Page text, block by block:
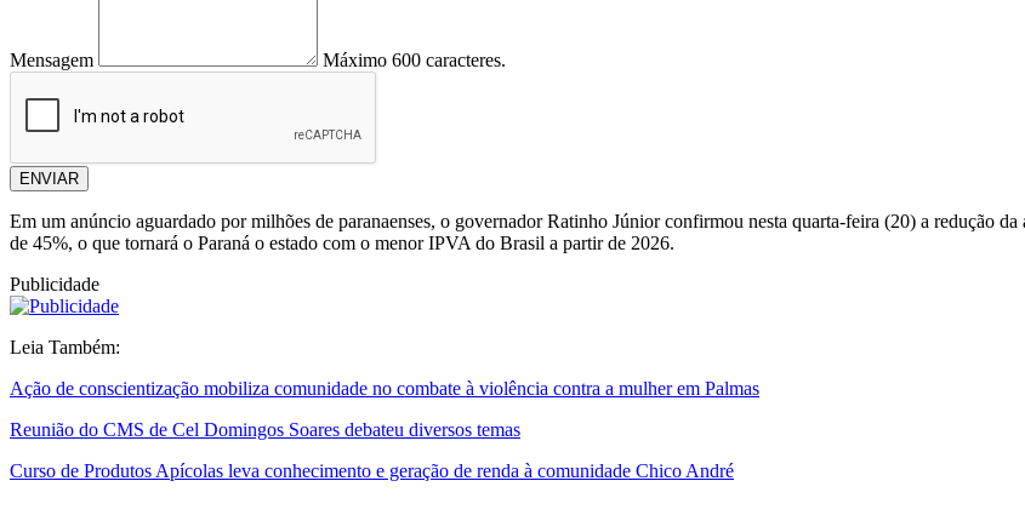
Mensagem Máximo 600 caracteres.
ENVIAR
Em um anúncio aguardado por milhões de paranaenses, o governador Ratinho Júnior confirmou nesta quarta-feira (20) a redução
de 45%, o que tornará o Paraná o estado com o menor IPVA do Brasil a partir de 2026.
Publicidade
Leia Também:
Ação de conscientização mobiliza comunidade no combate à violência contra a mulher em Palmas
Reunião do CMS de Cel Domingos Soares debateu diversos temas
Curso de Produtos Apícolas leva conhecimento e geração de renda à comunidade Chico André